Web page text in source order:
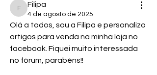
Filipa
Filipa
4 de agosto de 2025
Olá a todos, sou a Filipa e personalizo
artigos para venda na minha loja no
facebook. Fiquei muito interessada
no fórum, parabéns!!